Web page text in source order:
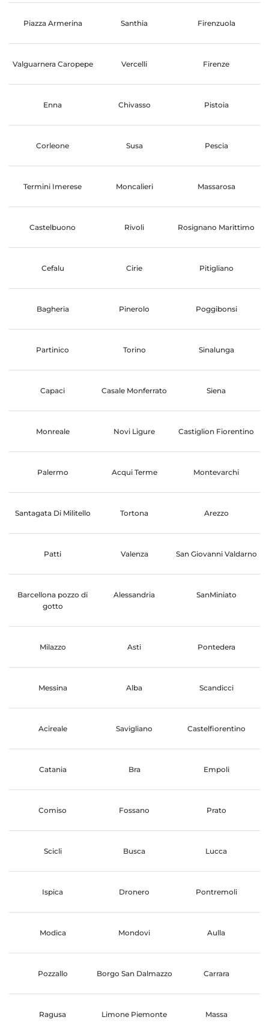
Piazza Armerina Santhia Firenzuola
Valguarnera Caropepe Vercelli Firenze
Enna Chivasso Pistoia
Corleone Susa Pescia
Termini Imerese Moncalieri Massarosa
Castelbuono Rivoli Rosignano Marittimo
Cefalu Cirie Pitigliano
Bagheria Pinerolo Poggibonsi
Partinico Torino Sinalunga
Capaci Casale Monferrato Siena
Monreale Novi Ligure Castiglion Fiorentino
Palermo Acqui Terme Montevarchi
Santagata Di Militello Tortona Arezzo
Patti Valenza San Giovanni Valdarno
Barcellona pozzo di
gotto
Alessandria SanMiniato
Milazzo Asti Pontedera
Messina Alba Scandicci
Acireale Savigliano Castelfiorentino
Catania Bra Empoli
Comiso Fossano Prato
Scicli Busca Lucca
Ispica Dronero Pontremoli
Modica Mondovi Aulla
Pozzallo Borgo San Dalmazzo Carrara
Ragusa Limone Piemonte Massa